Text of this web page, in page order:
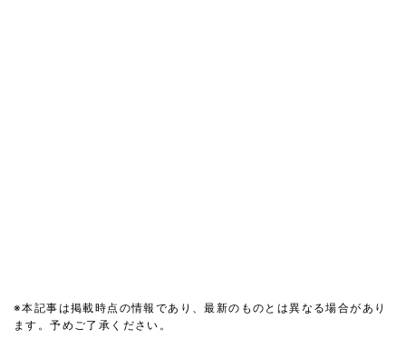
※本記事は掲載時点の情報であり、最新のものとは異なる場合があり
ます。予めご了承ください。